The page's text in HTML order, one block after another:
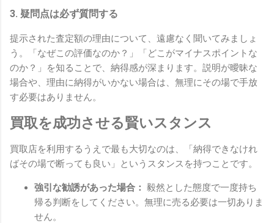
3. 疑問点は必ず質問する
提示された査定額の理由について、遠慮なく聞いてみましょ
う。「なぜこの評価なのか？」「どこがマイナスポイントな
のか？」を知ることで、納得感が深まります。説明が曖昧な
場合や、理由に納得がいかない場合は、無理にその場で手放
す必要はありません。
買取を成功させる賢いスタンス
買取店を利用するうえで最も大切なのは、「納得できなけれ
ばその場で断っても良い」というスタンスを持つことです。
強引な勧誘があった場合： 毅然とした態度で一度持ち
帰る判断をしてください。無理に売る必要は一切ありま
せん。